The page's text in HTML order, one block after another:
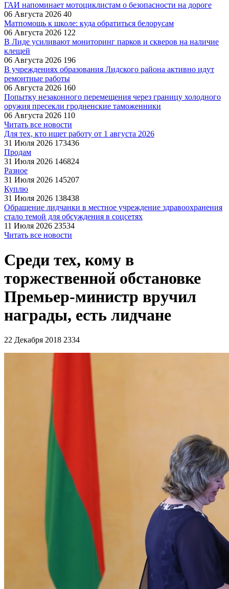
ГАИ напоминает мотоциклистам о безопасности на дороге
06 Августа 2026 40
Матпомощь к школе: куда обратиться белорусам
06 Августа 2026 122
В Лиде усиливают мониторинг парков и скверов на наличие
клещей
06 Августа 2026 196
В учреждениях образования Лидского района активно идут
ремонтные работы
06 Августа 2026 160
Попытку незаконного перемещения через границу холодного
оружия пресекли гродненские таможенники
06 Августа 2026 110
Читать все новости
Для тех, кто ищет работу от 1 августа 2026
31 Июля 2026 173436
Продам
31 Июля 2026 146824
Разное
31 Июля 2026 145207
Куплю
31 Июля 2026 138438
Обращение лидчанки в местное учреждение здравоохранения
стало темой для обсуждения в соцсетях
11 Июля 2026 23534
Читать все новости
Среди тех, кому в
торжественной обстановке
Премьер-министр вручил
награды, есть лидчане
22 Декабря 2018 2334